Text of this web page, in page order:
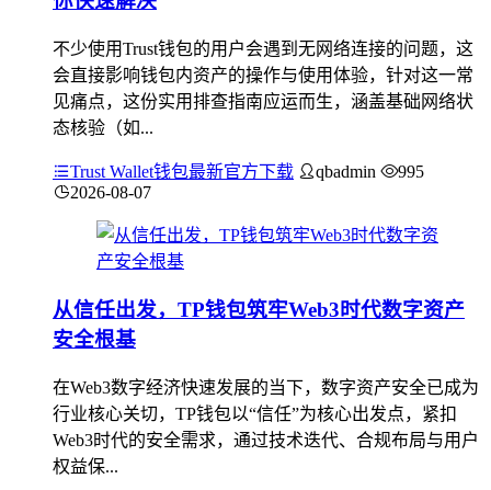
不少使用Trust钱包的用户会遇到无网络连接的问题，这
会直接影响钱包内资产的操作与使用体验，针对这一常
见痛点，这份实用排查指南应运而生，涵盖基础网络状
态核验（如...
Trust Wallet钱包最新官方下载 qbadmin
995
2026-08-07
从信任出发，TP钱包筑牢Web3时代数字资产
安全根基
在Web3数字经济快速发展的当下，数字资产安全已成为
行业核心关切，TP钱包以“信任”为核心出发点，紧扣
Web3时代的安全需求，通过技术迭代、合规布局与用户
权益保...